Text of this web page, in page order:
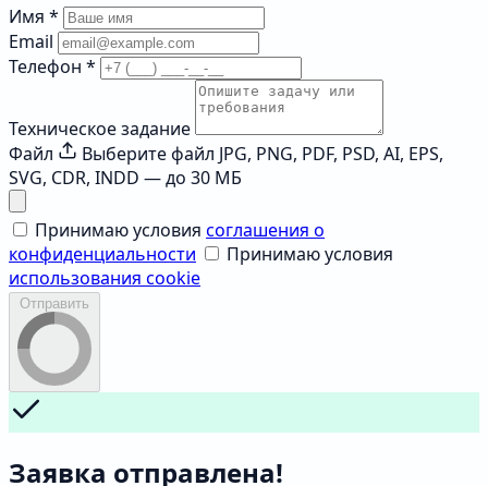
Имя *
Email
Телефон *
Техническое задание
Файл
Выберите файл JPG, PNG, PDF, PSD, AI, EPS,
SVG, CDR, INDD — до 30 МБ
Принимаю условия соглашения о
конфиденциальности
Принимаю условия
использования cookie
Отправить
Заявка отправлена!